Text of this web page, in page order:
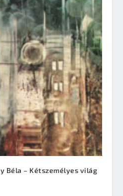
Béla – Kétszemélyes világ